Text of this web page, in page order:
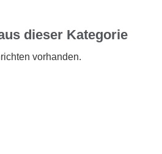
dieser Kategorie
vorhanden.